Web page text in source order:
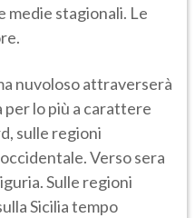
medie stagionali. Le
nuvoloso attraverserà
per lo più a carattere
sulle regioni
Verso sera
Sulle regioni
Sicilia tempo